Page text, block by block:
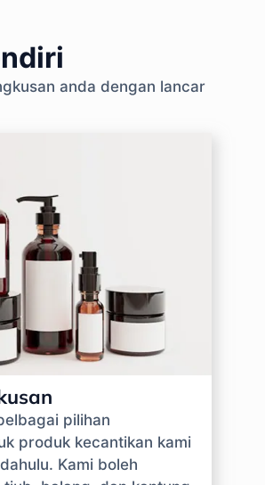
anda dengan lancar
pilihan
produk kecantikan kami
Kami boleh